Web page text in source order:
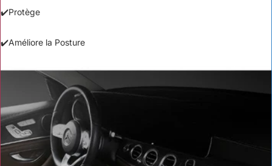
✔️Protège
✔️Améliore la Posture